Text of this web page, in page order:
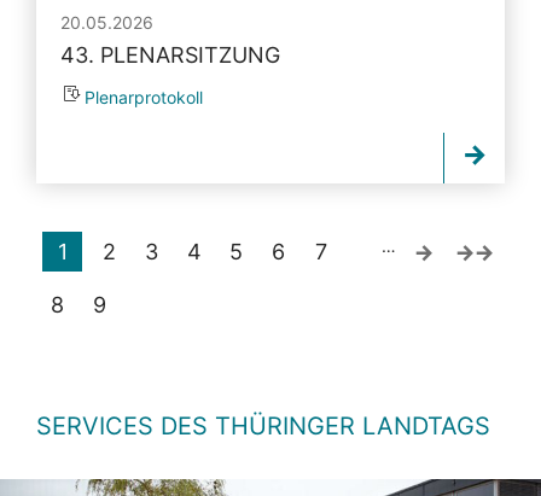
20.05.2026
43. PLENARSITZUNG
Plenarprotokoll
1 2 3 4 5 6 7
8 9
…
SERVICES DES THÜRINGER LANDTAGS